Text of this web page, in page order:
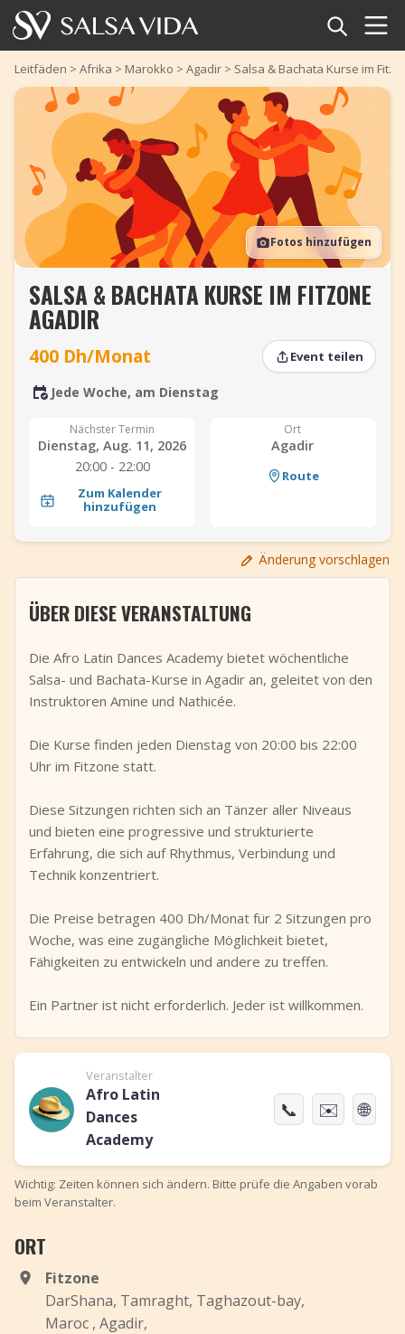
Startseite
Veranstaltungen
Nachrichten
Artikel
Videos
Salsa-Begriffe
TuneTempo
Event hinzufügen
Leitfäden > Afrika > Marokko > Agadir > Salsa & Bachata Kurse im
Fotos hinzufügen
SALSA & BACHATA KURSE IM FITZONE
AGADIR
400 Dh/Monat Event teilen
Jede Woche, am Dienstag
Nächster Termin
Dienstag, Aug. 11, 2026
20:00 - 22:00
Zum Kalender
hinzufügen
Ort
Agadir
Route
Änderung vorschlagen
ÜBER DIESE VERANSTALTUNG
Die Afro Latin Dances Academy bietet wöchentliche
Salsa- und Bachata-Kurse in Agadir an, geleitet von den
Instruktoren Amine und Nathicée.
Die Kurse finden jeden Dienstag von 20:00 bis 22:00
Uhr im Fitzone statt.
Diese Sitzungen richten sich an Tänzer aller Niveaus
und bieten eine progressive und strukturierte
Erfahrung, die sich auf Rhythmus, Verbindung und
Technik konzentriert.
Die Preise betragen 400 Dh/Monat für 2 Sitzungen pro
Woche, was eine zugängliche Möglichkeit bietet,
Fähigkeiten zu entwickeln und andere zu treffen.
Ein Partner ist nicht erforderlich. Jeder ist willkommen.
Veranstalter
Afro Latin
Dances
Academy
📞 ✉️ 🌐
Wichtig: Zeiten können sich ändern. Bitte prüfe die Angaben vorab
beim Veranstalter.
ORT
Fitzone
DarShana, Tamraght, Taghazout-bay,
Maroc , Agadir,